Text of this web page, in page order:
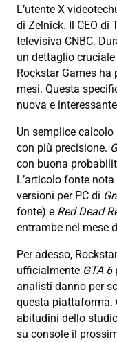
L’utente X
di Zelnick. Il CEO di
televisiva CNBC.
un dettaglio
Rockstar Games ha
mesi. Questa
nuova e
Un semplice
con più precisione.
con buona
L’articolo fonte
versioni per PC di
fonte) e Red Dead
entrambe nel mese
Per adesso,
ufficialmente GTA 6
analisti danno per
questa piattaforma.
abitudini dello
su console il